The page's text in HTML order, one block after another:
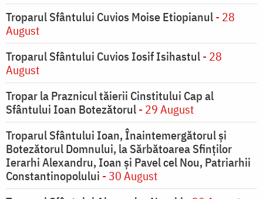
Troparul Sfântului Cuvios Moise Etiopianul- 28
August
Troparul Sfântului Cuvios Iosif Isihastul- 28
August
Tropar la Praznicul tăierii Cinstitului Cap al
Sfântului Ioan Botezătorul- 29 August
Troparul Sfântului Ioan, Înaintemergătorul şi
Botezătorul Domnului, la Sărbătoarea Sfinţilor
Ierarhi Alexandru, Ioan şi Pavel cel Nou, Patriarhii
Constantinopolului - 30 August